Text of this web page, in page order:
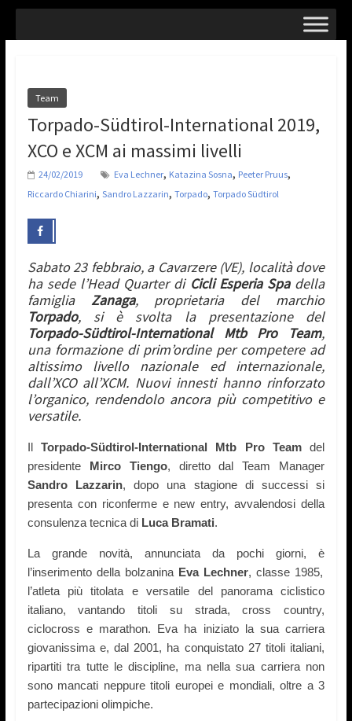
Team
Torpado-Südtirol-International 2019,
XCO e XCM ai massimi livelli
24/02/2019 Eva Lechner, Katazina Sosna, Peeter Pruus,
Riccardo Chiarini, Sandro Lazzarin, Torpado, Torpado Südtirol
Sabato 23 febbraio, a Cavarzere (VE), località dove
ha sede l’Head Quarter di Cicli Esperia Spadella
famiglia Zanaga, proprietaria del marchio
Torpado, si è svolta la presentazione del
Torpado-Südtirol-International Mtb Pro Team,
una formazione di prim’ordine per competere ad
altissimo livello nazionale ed internazionale,
dall’XCO all’XCM. Nuovi innesti hanno rinforzato
l’organico, rendendolo ancora più competitivo e
versatile.
IlTorpado-Südtirol-International Mtb Pro Teamdel
presidente Mirco Tiengo, diretto dal Team Manager
Sandro Lazzarin, dopo una stagione di successi si
presenta con riconferme e new entry,avvalendosi della
consulenza tecnica di Luca Bramati.
La grande novità, annunciata da pochi giorni,è
l’inserimento della bolzanina Eva Lechner, classe 1985,
l’atleta più titolata e versatile del panorama ciclistico
italiano, vantando titoli su strada, cross country,
ciclocross e marathon. Eva ha iniziato la sua carriera
giovanissima e, dal 2001, ha conquistato 27 titoli italiani,
ripartiti tra tutte le discipline, ma nella sua carriera non
sono mancati neppure titoli europei e mondiali, oltre a 3
partecipazioni olimpiche.